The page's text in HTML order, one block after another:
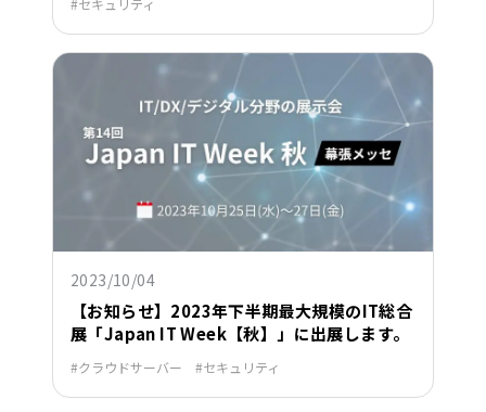
2023/10/04
【お知らせ】2023年下半期最大規模のIT総合
展「Japan IT Week【秋】」に出展します。
クラウドサーバー セキュリティ